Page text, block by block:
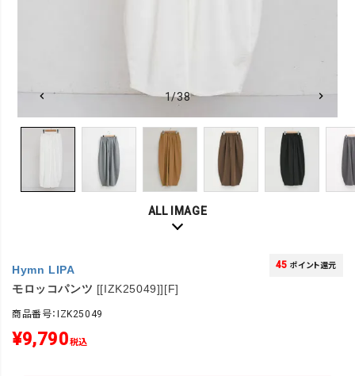
1/38
ALL IMAGE
Hymn LIPA
モロッコパンツ [[IZK25049]][F]
45 ポイント還元
商品番号：IZK25049
¥9,790税込